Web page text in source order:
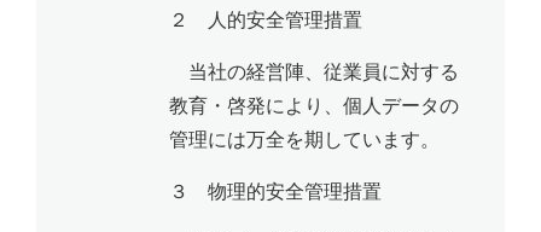
２ 人的安全管理措置
当社の経営陣、従業員に対する
教育・啓発により、個人データの
管理には万全を期しています。
３ 物理的安全管理措置